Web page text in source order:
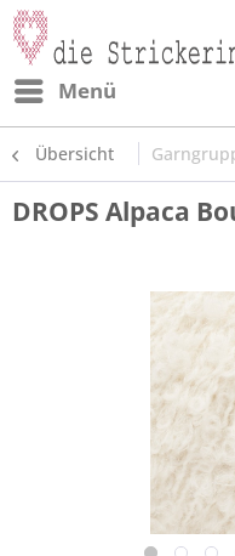
Menü
Übersicht
DROPS Alpaca